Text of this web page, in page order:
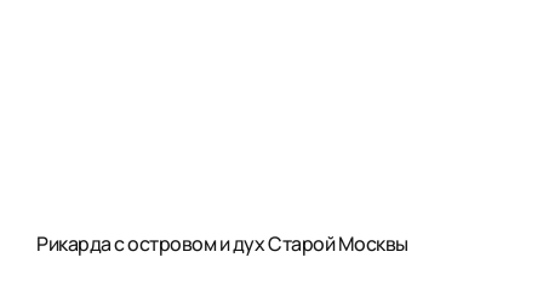
Рикарда с островом и дух Старой Москвы